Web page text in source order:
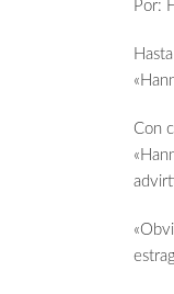
Por:
Con